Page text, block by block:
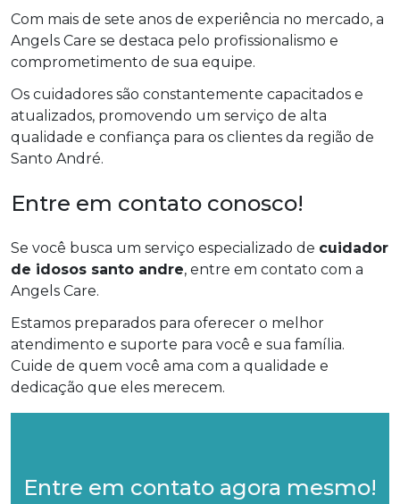
Com mais de sete anos de experiência no mercado, a
Angels Care se destaca pelo profissionalismo e
comprometimento de sua equipe.
Os cuidadores são constantemente capacitados e
atualizados, promovendo um serviço de alta
qualidade e confiança para os clientes da região de
Santo André.
Entre em contato conosco!
Se você busca um serviço especializado de cuidador
de idosos santo andre, entre em contato com a
Angels Care.
Estamos preparados para oferecer o melhor
atendimento e suporte para você e sua família.
Cuide de quem você ama com a qualidade e
dedicação que eles merecem.
Entre em contato agora mesmo!